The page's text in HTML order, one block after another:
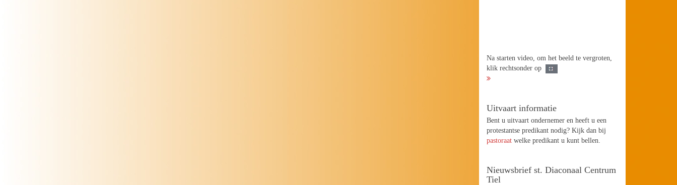
Na starten video, om het beeld te vergroten,
klik rechtsonder op
Uitvaart informatie
Bent u uitvaart ondernemer en heeft u een
protestantse predikant nodig? Kijk dan bij
pastoraat welke predikant u kunt bellen.
Nieuwsbrief st. Diaconaal Centrum
Tiel